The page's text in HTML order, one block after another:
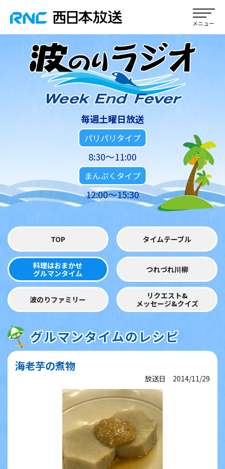
毎週土曜日放送
パリパリタイプ
8:30～11:00
まんぷくタイプ
12:00～15:30
TOP タイムテーブル
料理はおまかせ
グルマンタイム
つれづれ川柳
波のりファミリー
リクエスト&
メッセージ&クイズ
グルマンタイムのレシピ
海老芋の煮物
放送日 2014/11/29